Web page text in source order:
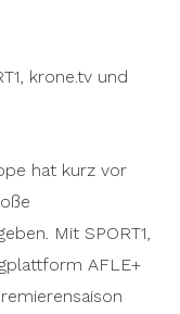
krone.tv und
hat kurz vor
Mit SPORT1,
AFLE+